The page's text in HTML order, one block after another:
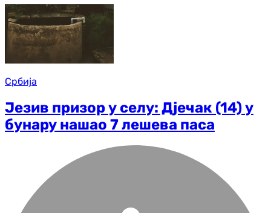
Србија
Језив призор у селу: Д‌јечак (14) у
бунару нашао 7 лешева паса